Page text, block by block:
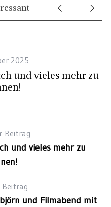
2025
und vieles mehr zu
Beitrag
und vieles mehr zu
und Filmabend mit